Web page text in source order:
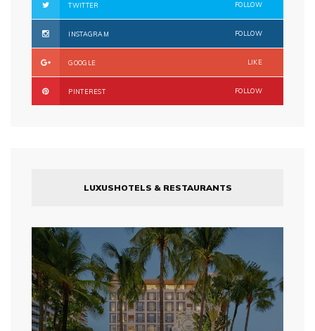
TWITTER FOLLOW
INSTAGRAM FOLLOW
GOOGLE LIKE
PINTEREST FOLLOW
LUXUSHOTELS & RESTAURANTS